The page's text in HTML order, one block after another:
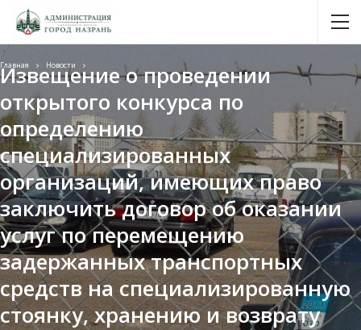
Главная Новости
Новости
Извещение о проведении
открытого конкурса по
определению
специализированных
организаций, имеющих право
заключить договор об оказании
услуг по перемещению
задержанных транспортных
средств на специализированную
стоянку, хранению и возврату